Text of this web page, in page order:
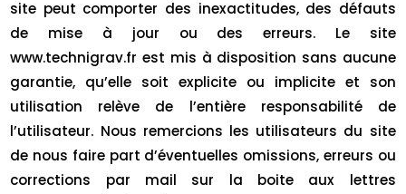
site peut comporter des inexactitudes, des défauts
de mise à jour ou des erreurs. Le site
www.technigrav.fr est mis à disposition sans aucune
garantie, qu’elle soit explicite ou implicite et son
utilisation relève de l’entière responsabilité de
l’utilisateur. Nous remercions les utilisateurs du site
de nous faire part d’éventuelles omissions, erreurs ou
corrections par mail sur la boite aux lettres